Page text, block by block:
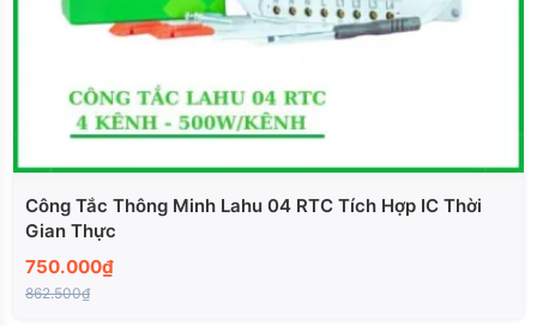
Công Tắc Thông Minh Lahu 04 RTC Tích Hợp IC Thời
Gian Thực
750.000₫
862.500₫